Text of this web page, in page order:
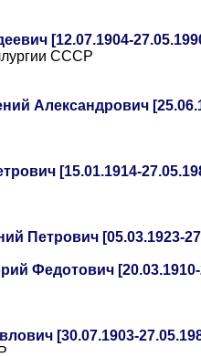
[12.07.1904-
СССР
Александрович
[15.01.1914-
Петрович [05.03.1923-
Федотович
[30.07.1903-